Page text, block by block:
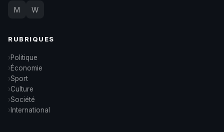
M W
RUBRIQUES
Politique
Économie
Sport
Culture
Société
International